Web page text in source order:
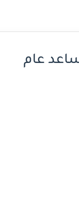
عام